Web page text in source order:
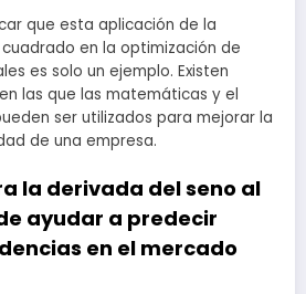
que esta aplicación de la
en la optimización de
es solo un ejemplo. Existen
las que las matemáticas y el
ser utilizados para mejorar la
de una empresa.
la derivada del seno al
ayudar a predecir
en el mercado